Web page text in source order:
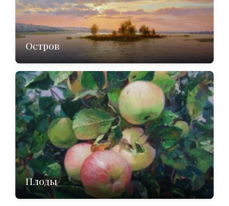
Остров
Плоды